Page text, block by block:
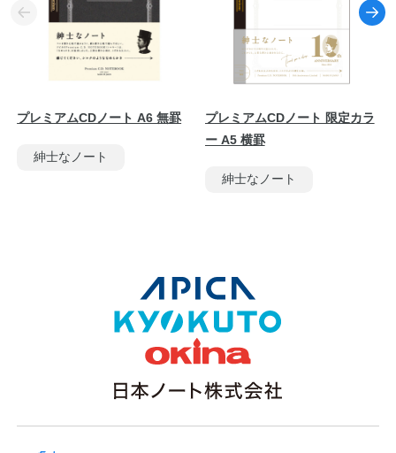
プレミアムCDノート A6 無罫
紳士なノート
プレミアムCDノート 限定カラ
ー A5 横罫
紳士なノート